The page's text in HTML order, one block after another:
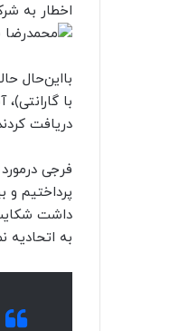
اخطار به
بااین‌حال
با
دریافت
فرجی
پرداختیم و
داشت
به اتحادیه